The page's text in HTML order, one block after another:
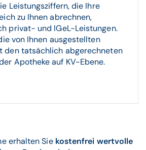
Leistungsziffern, die Ihre
zu Ihnen abrechnen,
privat- und IGeL-Leistungen.
von Ihnen ausgestellten
den tatsächlich abgerechneten
Apotheke auf KV-Ebene.
erhalten Sie kostenfrei wertvolle